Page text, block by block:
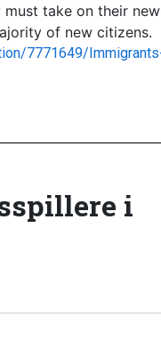
take on their
of new citizens.
7771649/
i